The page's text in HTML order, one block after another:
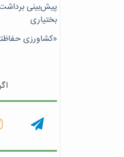
بختیاری
«کشاورزی